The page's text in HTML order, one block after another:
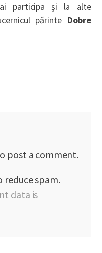
participa și la alte
părinte Dobre
post a comment.
reduce spam.
data is